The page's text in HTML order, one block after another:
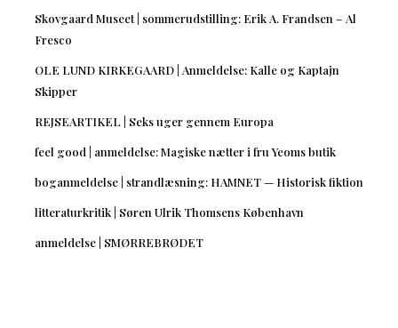
Skovgaard Museet | sommerudstilling: Erik A. Frandsen – Al
Fresco
OLE LUND KIRKEGAARD | Anmeldelse: Kalle og Kaptajn
Skipper
REJSEARTIKEL | Seks uger gennem Europa
feel good | anmeldelse: Magiske nætter i fru Yeoms butik
boganmeldelse | strandlæsning: HAMNET — Historisk fiktion
litteraturkritik | Søren Ulrik Thomsens København
anmeldelse | SMØRREBRØDET